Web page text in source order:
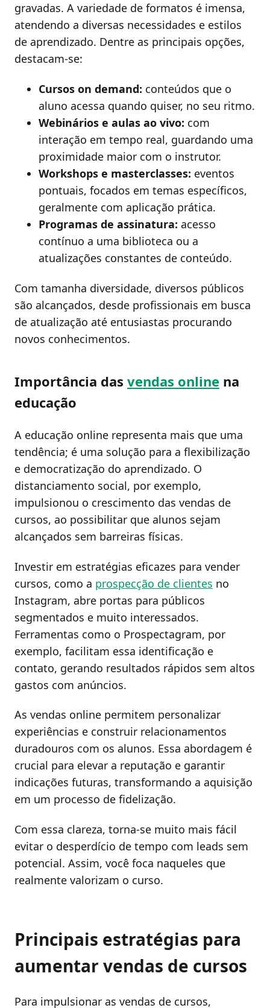
gravadas. A variedade de formatos é imensa,
atendendo a diversas necessidades e estilos
de aprendizado. Dentre as principais opções,
destacam-se:
Cursos on demand: conteúdos que o
aluno acessa quando quiser, no seu ritmo.
Webinários e aulas ao vivo: com
interação em tempo real, guardando uma
proximidade maior com o instrutor.
Workshops e masterclasses: eventos
pontuais, focados em temas específicos,
geralmente com aplicação prática.
Programas de assinatura: acesso
contínuo a uma biblioteca ou a
atualizações constantes de conteúdo.
Com tamanha diversidade, diversos públicos
são alcançados, desde profissionais em busca
de atualização até entusiastas procurando
novos conhecimentos.
Importância das vendas online na
educação
A educação online representa mais que uma
tendência; é uma solução para a flexibilização
e democratização do aprendizado. O
distanciamento social, por exemplo,
impulsionou o crescimento das vendas de
cursos, ao possibilitar que alunos sejam
alcançados sem barreiras físicas.
Investir em estratégias eficazes para vender
cursos, como a prospecção de clientes no
Instagram, abre portas para públicos
segmentados e muito interessados.
Ferramentas como o Prospectagram, por
exemplo, facilitam essa identificação e
contato, gerando resultados rápidos sem altos
gastos com anúncios.
As vendas online permitem personalizar
experiências e construir relacionamentos
duradouros com os alunos. Essa abordagem é
crucial para elevar a reputação e garantir
indicações futuras, transformando a aquisição
em um processo de fidelização.
Com essa clareza, torna-se muito mais fácil
evitar o desperdício de tempo com leads sem
potencial. Assim, você foca naqueles que
realmente valorizam o curso.
Principais estratégias para
aumentar vendas de cursos
Para impulsionar as vendas de cursos,